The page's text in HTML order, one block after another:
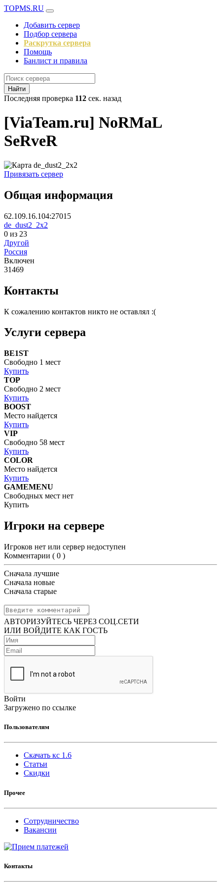
TOPMS.RU
Добавить сервер
Подбор сервера
Раскрутка сервера
Помощь
Банлист и правила
Найти
Последняя проверка 112 сек. назад
[ViaTeam.ru] NoRMaL
SeRveR
Привязать сервер
Общая информация
62.109.16.104:27015
de_dust2_2x2
0 из 23
Другой
Россия
Включен
31469
Контакты
К сожалению контактов никто не оставлял :(
Услуги сервера
BE1ST
Свободно 1 мест
Купить
TOP
Свободно 2 мест
Купить
BOOST
Место найдется
Купить
VIP
Свободно 58 мест
Купить
COLOR
Место найдется
Купить
GAMEMENU
Свободных мест нет
Купить
Игроки на сервере
Игроков нет или сервер недоступен
Комментарии ( 0 )
Сначала лучшие
Сначала новые
Сначала старые
АВТОРИЗУЙТЕСЬ ЧЕРЕЗ СОЦ.СЕТИ
ИЛИ ВОЙДИТЕ КАК ГОСТЬ
Войти
Загружено по ссылке
Пользователям
Скачать кс 1.6
Статьи
Скидки
Прочее
Сотрудничество
Вакансии
Контакты